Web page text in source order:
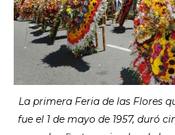
La primera Feria de las Flores
fue el 1 de mayo de 1957, duró